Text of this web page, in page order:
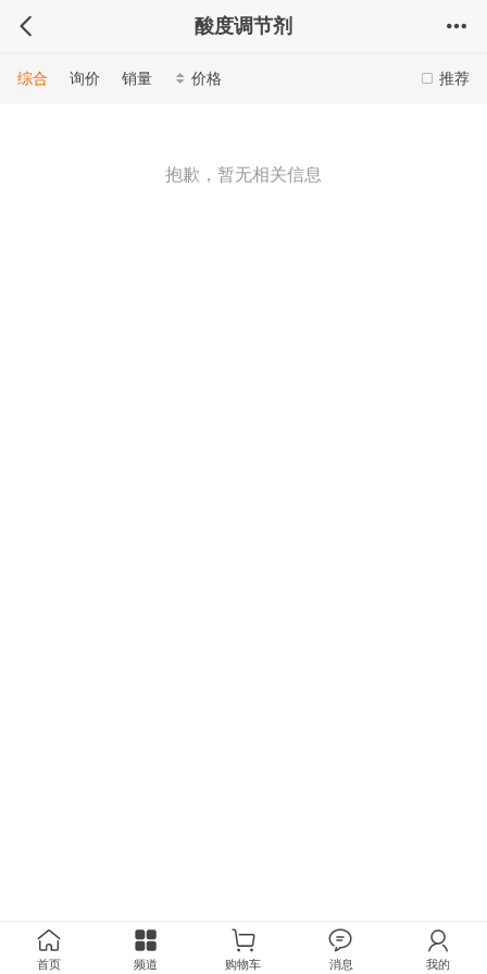
酸度调节剂
推荐
综合 询价 销量 价格
抱歉，暂无相关信息
首页 频道 购物车 消息 我的